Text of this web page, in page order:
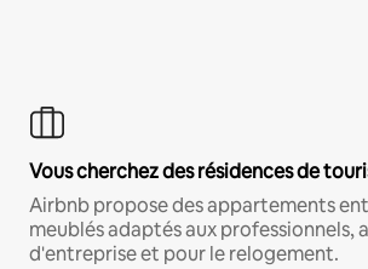
Vous cherchez des résidences de
Airbnb propose des appartements
meublés adaptés aux professionnels,
d'entreprise et pour le relogement.